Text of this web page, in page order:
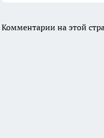
Комментарии на этой